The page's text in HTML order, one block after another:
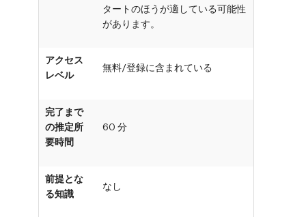
タートのほうが適している可能性
があります。
アクセス
レベル
無料/登録に含まれている
完了まで
の推定所
要時間
60 分
前提とな
る知識
なし